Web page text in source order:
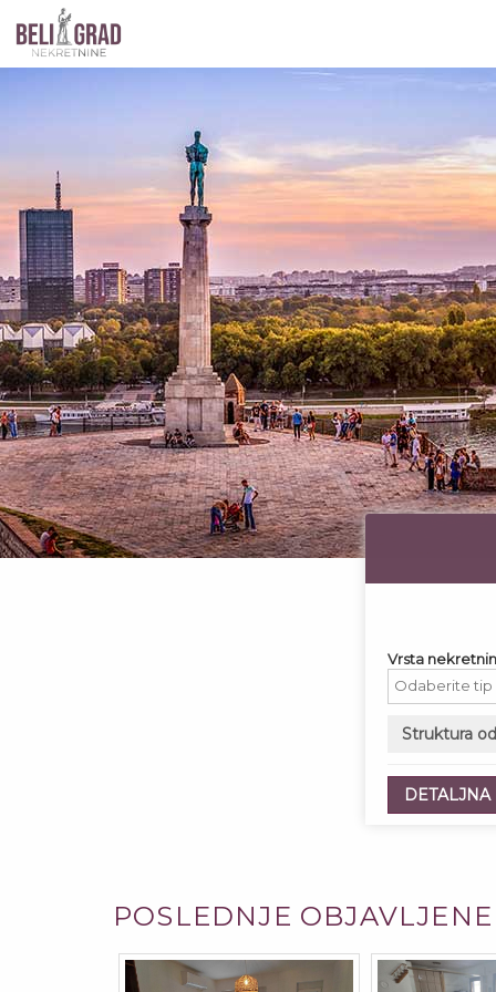
Vrsta
Struktura od
DETALJNA
POSLEDNJE